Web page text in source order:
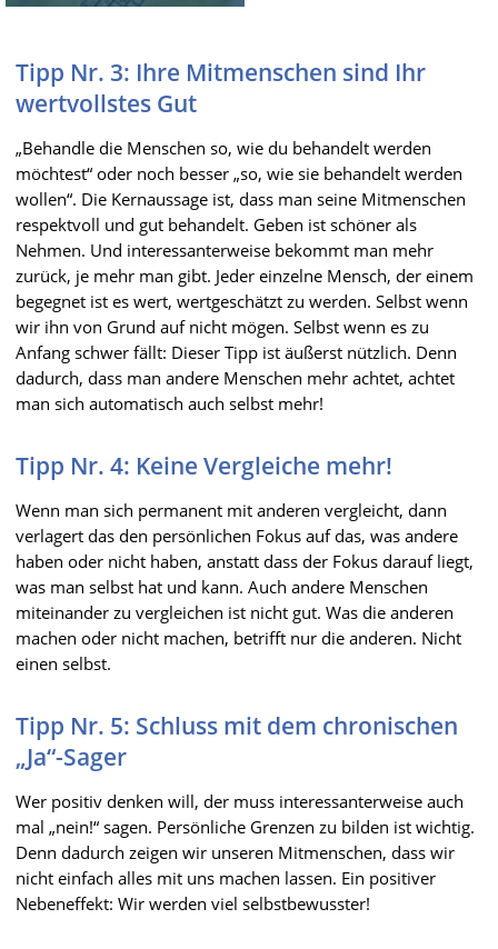
Tipp Nr. 3: Ihre Mitmenschen sind Ihr
wertvollstes Gut
„Behandle die Menschen so, wie du behandelt werden
möchtest“ oder noch besser „so, wie sie behandelt werden
wollen“. Die Kernaussage ist, dass man seine Mitmenschen
respektvoll und gut behandelt. Geben ist schöner als
Nehmen. Und interessanterweise bekommt man mehr
zurück, je mehr man gibt. Jeder einzelne Mensch, der einem
begegnet ist es wert, wertgeschätzt zu werden. Selbst wenn
wir ihn von Grund auf nicht mögen. Selbst wenn es zu
Anfang schwer fällt: Dieser Tipp ist äußerst nützlich. Denn
dadurch, dass man andere Menschen mehr achtet, achtet
man sich automatisch auch selbst mehr!
Tipp Nr. 4: Keine Vergleiche mehr!
Wenn man sich permanent mit anderen vergleicht, dann
verlagert das den persönlichen Fokus auf das, was andere
haben oder nicht haben, anstatt dass der Fokus darauf liegt,
was man selbst hat und kann. Auch andere Menschen
miteinander zu vergleichen ist nicht gut. Was die anderen
machen oder nicht machen, betrifft nur die anderen. Nicht
einen selbst.
Tipp Nr. 5: Schluss mit dem chronischen
„Ja“-Sager
Wer positiv denken will, der muss interessanterweise auch
mal „nein!“ sagen. Persönliche Grenzen zu bilden ist wichtig.
Denn dadurch zeigen wir unseren Mitmenschen, dass wir
nicht einfach alles mit uns machen lassen. Ein positiver
Nebeneffekt: Wir werden viel selbstbewusster!